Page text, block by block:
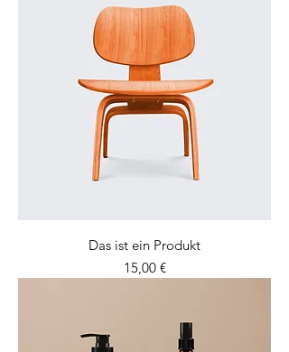
Das ist ein Produkt
Preis
15,00 €